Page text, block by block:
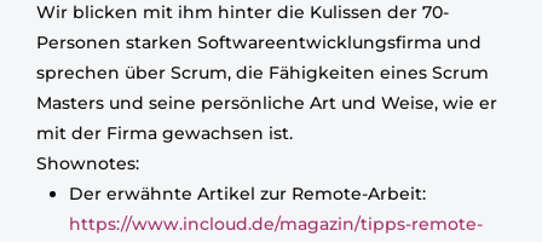
Wir blicken mit ihm hinter die Kulissen der 70-
Personen starken Softwareentwicklungsfirma und
sprechen über Scrum, die Fähigkeiten eines Scrum
Masters und seine persönliche Art und Weise, wie er
mit der Firma gewachsen ist.
Shownotes:
Der erwähnte Artikel zur Remote-Arbeit:
https://www.incloud.de/magazin/tipps-remote-